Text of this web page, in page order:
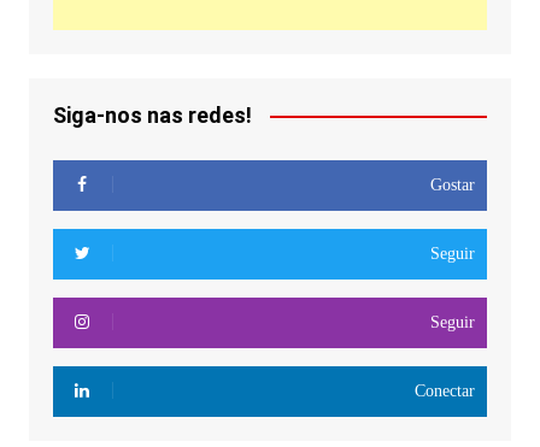
Siga-nos nas redes!
Gostar
Seguir
Seguir
Conectar